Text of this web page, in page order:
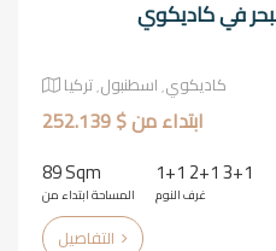
في كاديكوي
كاديكوي٬ اسطنبول٬ تركيا
ابتداء من $ 252.139
89 Sqm
المساحة ابتداء من
1+1 2+1 3+1
غرف النوم